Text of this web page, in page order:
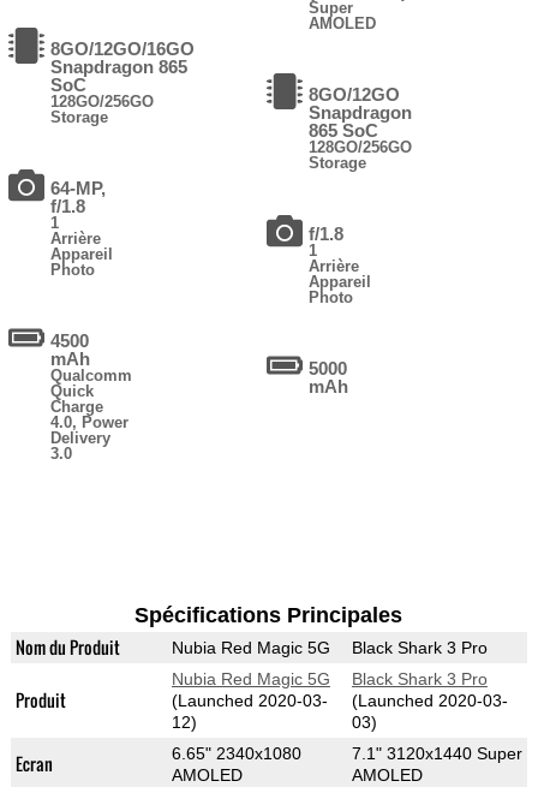
8GO/12GO/16GO
Snapdragon 865
SoC
128GO/256GO
Storage
64-MP,
f/1.8
1
Arrière
Appareil
Photo
4500
mAh
Qualcomm
Quick
Charge
4.0, Power
Delivery
3.0
Super
AMOLED
8GO/12GO
Snapdragon
865 SoC
128GO/256GO
Storage
f/1.8
1
Arrière
Appareil
Photo
5000
mAh
Spécifications Principales
Nom du Produit Nubia Red Magic 5G Black Shark 3 Pro
Produit
Nubia Red Magic 5G
(Launched 2020-03-
12)
Black Shark 3 Pro
(Launched 2020-03-
03)
Ecran
6.65" 2340x1080
AMOLED
7.1" 3120x1440 Super
AMOLED